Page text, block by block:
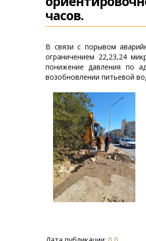
часов.
В связи с порывом
ограничением 22,23,24
понижение давления по
возобновлении питьевой